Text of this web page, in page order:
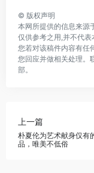
© 版权声明
本网所提供的信息来源
仅供参考之用,并不代表
您若对该稿件内容有任
您回应并做相关处理。
部。
上一篇
朴夏伦为艺术献身仅有
品，唯美不低俗